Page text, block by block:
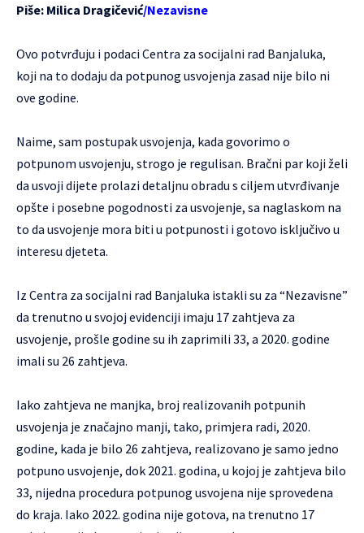
Piše: Milica Dragičević/Nezavisne
Ovo potvrđuju i podaci Centra za socijalni rad Banjaluka,
koji na to dodaju da potpunog usvojenja zasad nije bilo ni
ove godine.
Naime, sam postupak usvojenja, kada govorimo o
potpunom usvojenju, strogo je regulisan. Bračni par koji želi
da usvoji dijete prolazi detaljnu obradu s ciljem utvrđivanje
opšte i posebne pogodnosti za usvojenje, sa naglaskom na
to da usvojenje mora biti u potpunosti i gotovo isključivo u
interesu djeteta.
Iz Centra za socijalni rad Banjaluka istakli su za “Nezavisne”
da trenutno u svojoj evidenciji imaju 17 zahtjeva za
usvojenje, prošle godine su ih zaprimili 33, a 2020. godine
imali su 26 zahtjeva.
Iako zahtjeva ne manjka, broj realizovanih potpunih
usvojenja je značajno manji, tako, primjera radi, 2020.
godine, kada je bilo 26 zahtjeva, realizovano je samo jedno
potpuno usvojenje, dok 2021. godina, u kojoj je zahtjeva bilo
33, nijedna procedura potpunog usvojena nije sprovedena
do kraja. Iako 2022. godina nije gotova, na trenutno 17